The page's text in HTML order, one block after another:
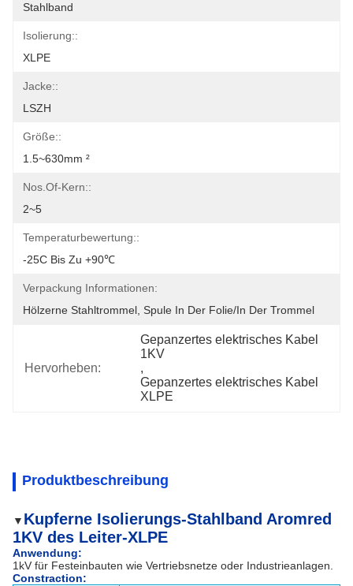
Stahlband
Isolierung::
XLPE
Jacke::
LSZH
Größe::
1.5~630mm ²
Nos.of-Kern::
2~5
Temperaturbewertung::
-25C Bis Zu +90℃
Verpackung Informationen:
Hölzerne Stahltrommel, Spule In Der Folie/in Der Trommel
Hervorheben:
Gepanzertes elektrisches Kabel
1KV
,
Gepanzertes elektrisches Kabel
XLPE
Produktbeschreibung
▼ Kupferne Isolierungs-Stahlband Aromred
1KV des Leiter-XLPE
Anwendung:
1kV für Festeinbauten wie Vertriebsnetze oder Industrieanlagen.
Constraction: